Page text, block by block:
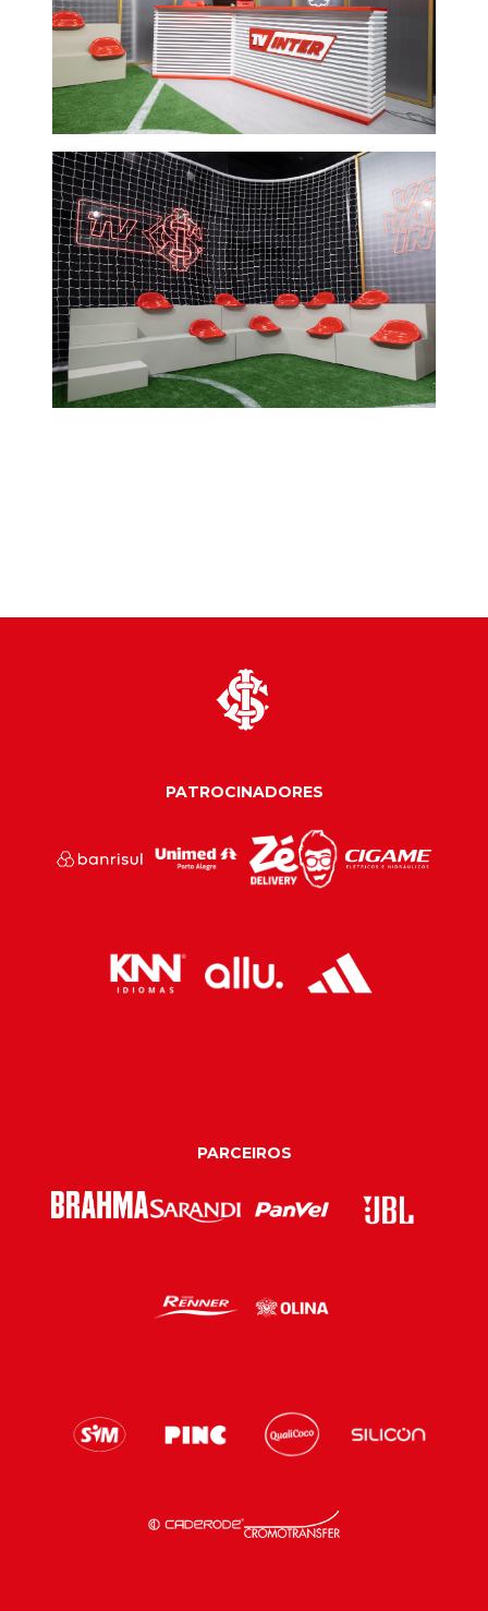
PATROCINADORES
PARCEIROS